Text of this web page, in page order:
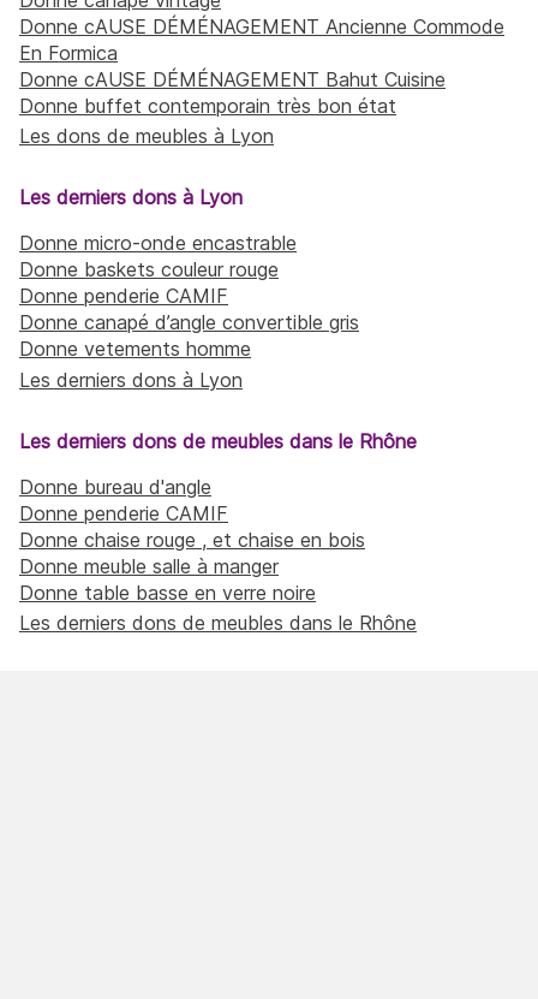
Donne cAUSE DÉMÉNAGEMENT Ancienne Commode
En Formica
Donne cAUSE DÉMÉNAGEMENT Bahut Cuisine
Donne buffet contemporain très bon état
Les dons de meubles à Lyon
Les derniers dons à Lyon
Donne micro-onde encastrable
Donne baskets couleur rouge
Donne penderie CAMIF
Donne canapé d’angle convertible gris
Donne vetements homme
Les derniers dons à Lyon
Les derniers dons de meubles dans le Rhône
Donne bureau d'angle
Donne penderie CAMIF
Donne chaise rouge , et chaise en bois
Donne meuble salle à manger
Donne table basse en verre noire
Les derniers dons de meubles dans le Rhône